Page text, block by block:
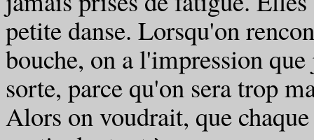
petite danse. Lorsqu'on
bouche, on a l'impression
sorte, parce qu'on sera trop
Alors on voudrait, que